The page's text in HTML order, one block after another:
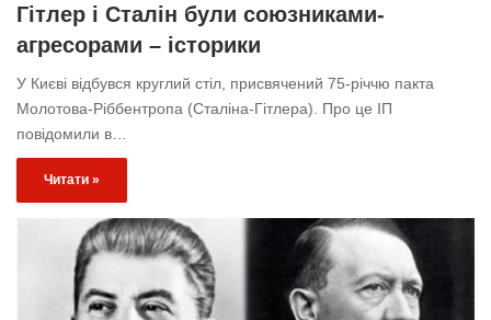
Гітлер і Сталін були союзниками-
агресорами – історики
У Києві відбувся круглий стіл, присвячений 75-річчю пакта
Молотова-Ріббентропа (Сталіна-Гітлера). Про це ІП
повідомили в…
Читати »